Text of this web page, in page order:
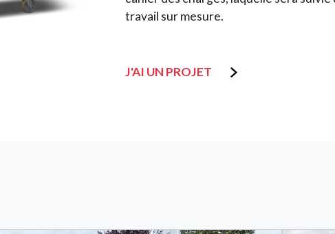
travail sur mesure.
J'AI UN PROJET